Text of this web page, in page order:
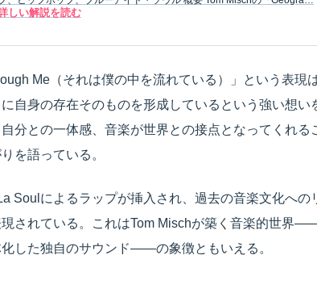
しい解説を読む
Me（それは僕の中を流れている）」という表現
自身の存在そのものを形成しているという強い想い
分との一体感、音楽が世界との接点となってくれる
を語っている。
Soulによるラップが挿入され、過去の音楽文化への
されている。これはTom Mischが築く音楽的世界
した独自のサウンド――の象徴ともいえる。